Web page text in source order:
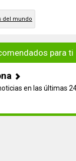
del mundo
para ti
en las últimas